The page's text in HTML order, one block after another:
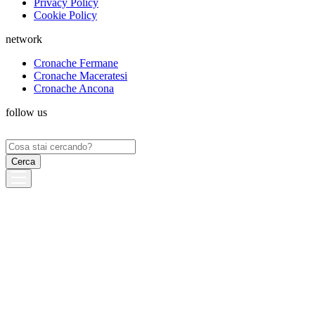
Privacy Policy
Cookie Policy
network
Cronache Fermane
Cronache Maceratesi
Cronache Ancona
follow us
Ricerca
per: